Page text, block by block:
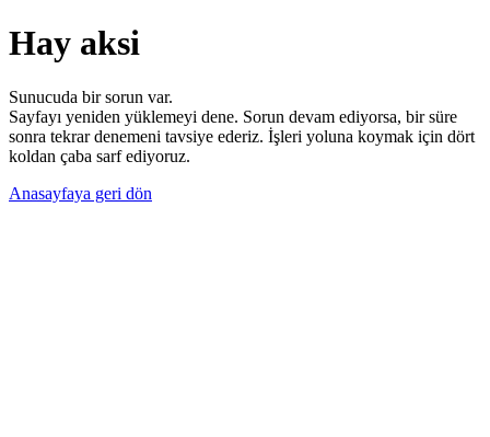
Hay aksi
Sunucuda bir sorun var.
Sayfayı yeniden yüklemeyi dene. Sorun devam ediyorsa, bir süre
sonra tekrar denemeni tavsiye ederiz. İşleri yoluna koymak için dört
koldan çaba sarf ediyoruz.
Anasayfaya geri dön